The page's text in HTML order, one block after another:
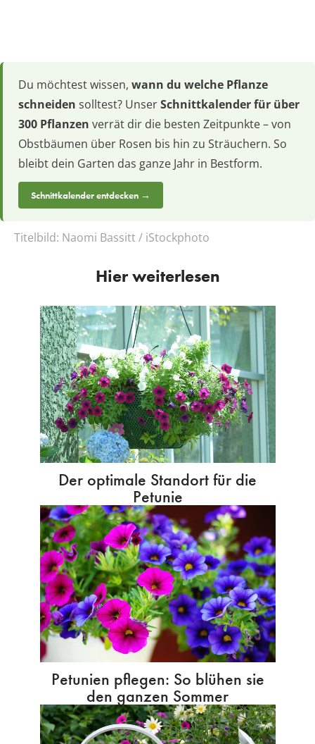
Du möchtest wissen, wann du welche Pflanze
schneiden solltest? UnserSchnittkalender für über
300 Pflanzen verrät dir die besten Zeitpunkte – von
Obstbäumen über Rosen bis hin zu Sträuchern. So
bleibt dein Garten das ganze Jahr in Bestform.
Schnittkalender entdecken →
Titelbild: Naomi Bassitt / iStockphoto
Hier weiterlesen
Der optimale Standort für die
Petunie
Petunien pflegen: So blühen sie
den ganzen Sommer